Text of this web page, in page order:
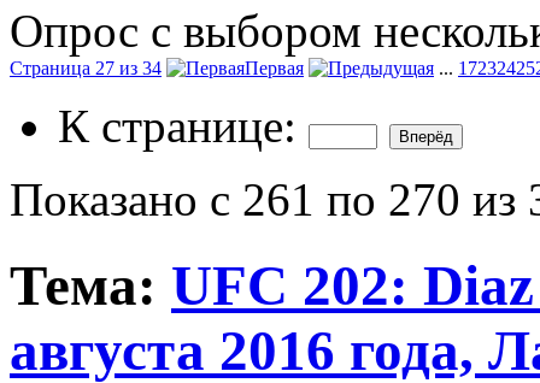
Опрос с выбором
Страница 27 из 34 Первая ... 17232425
К странице:
Показано с 261 по 270 из
Тема: UFC 202:
августа 2016 года,